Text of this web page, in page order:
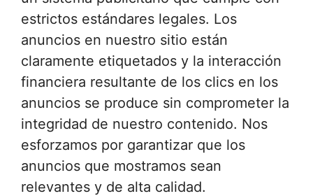
estrictos estándares legales. Los
anuncios en nuestro sitio están
claramente etiquetados y la interacción
financiera resultante de los clics en los
anuncios se produce sin comprometer la
integridad de nuestro contenido. Nos
esforzamos por garantizar que los
anuncios que mostramos sean
relevantes y de alta calidad.